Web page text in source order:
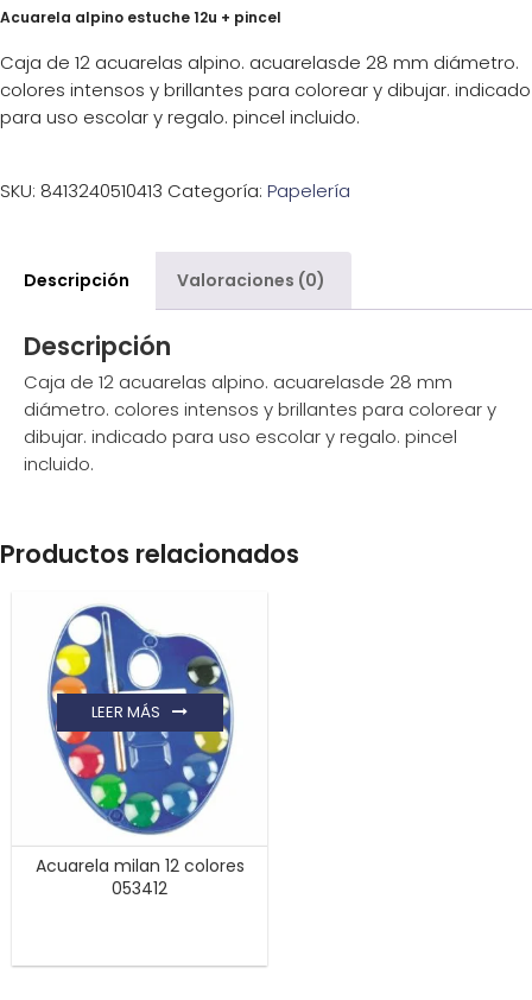
Acuarela alpino estuche 12u + pincel
Caja de 12 acuarelas alpino. acuarelasde 28 mm diámetro.
colores intensos y brillantes para colorear y dibujar. indicado
para uso escolar y regalo. pincel incluido.
SKU: 8413240510413 Categoría: Papelería
Descripción Valoraciones (0)
Descripción
Caja de 12 acuarelas alpino. acuarelasde 28 mm
diámetro. colores intensos y brillantes para colorear y
dibujar. indicado para uso escolar y regalo. pincel
incluido.
Productos relacionados
Acuarela milan 12 colores
053412
LEER MÁS